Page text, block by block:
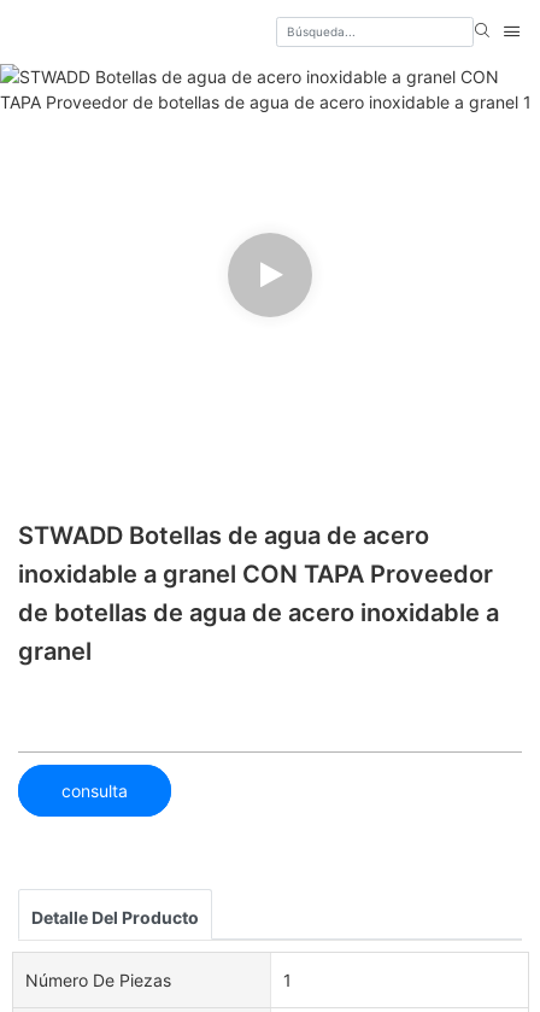
STWADD Botellas de agua de acero
inoxidable a granel CON TAPA Proveedor
de botellas de agua de acero inoxidable a
granel
consulta
Detalle Del Producto
Número De Piezas 1